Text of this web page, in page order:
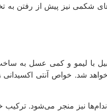
شکمی نیز پیش از رفتن به
با لیمو و کمی عسل به
شد. خواص آنتی اکسیدانی
نیز منجر می‌شود. ترکیب